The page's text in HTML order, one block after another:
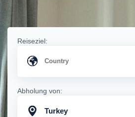
Reiseziel:
Abholung von:
Turkey